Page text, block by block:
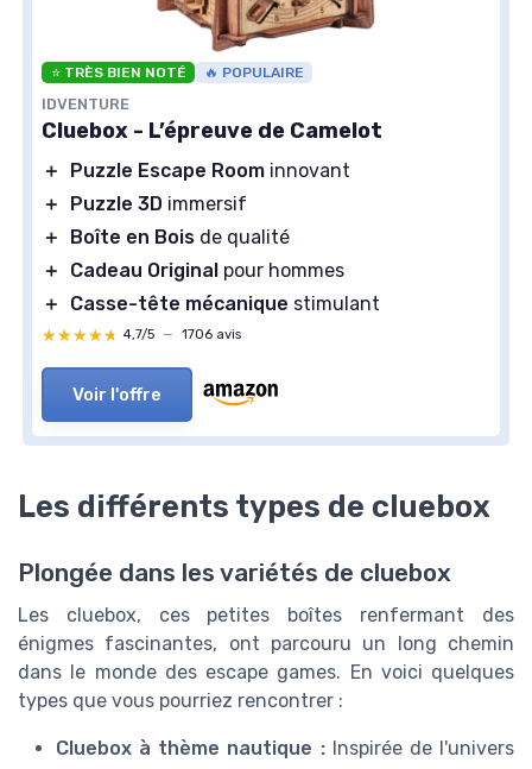
⭐ TRÈS BIEN NOTÉ 🔥 POPULAIRE
IDVENTURE
Cluebox - L’épreuve de Camelot
＋ Puzzle Escape Room innovant
＋
Puzzle 3D immersif
＋
Boîte en Bois de qualité
＋
Cadeau Original pour hommes
＋
Casse-tête mécanique stimulant
★★★★★
★★★★★ 4,7/5 — 1706 avis
Voir l'offre
Les différents types de cluebox
Plongée dans les variétés de cluebox
Les cluebox, ces petites boîtes renfermant des
énigmes fascinantes, ont parcouru un long chemin
dans le monde des escape games. En voici quelques
types que vous pourriez rencontrer :
Cluebox à thème nautique :Inspirée de l'univers